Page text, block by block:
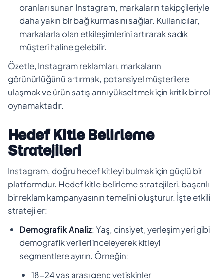
oranları sunan Instagram, markaların takipçileriyle
daha yakın bir bağ kurmasını sağlar. Kullanıcılar,
markalarla olan etkileşimlerini artırarak sadık
müşteri haline gelebilir.
Özetle, Instagram reklamları, markaların
görünürlüğünü artırmak, potansiyel müşterilere
ulaşmak ve ürün satışlarını yükseltmek için kritik bir rol
oynamaktadır.
Hedef Kitle Belirleme
Stratejileri
Instagram, doğru hedef kitleyi bulmak için güçlü bir
platformdur. Hedef kitle belirleme stratejileri, başarılı
bir reklam kampanyasının temelini oluşturur. İşte etkili
stratejiler:
Demografik Analiz: Yaş, cinsiyet, yerleşim yeri gibi
demografik verileri inceleyerek kitleyi
segmentlere ayırın. Örneğin:
18-24 yaş arası genç yetişkinler